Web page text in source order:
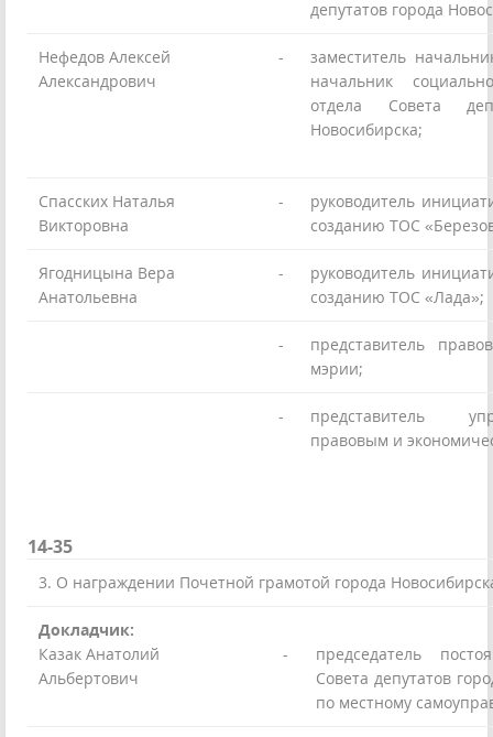
депутатов города
Нефедов Алексей
Александрович
-
заместитель
начальник
отдела Совета
Новосибирска;
Спасских Наталья
Викторовна
-
руководитель
созданию ТОС
Ягодницына Вера
Анатольевна
-
руководитель
созданию ТОС «Лада»;
-
представитель
мэрии;
-
представитель
правовым и
14-35
3. О награждении Почетной грамотой города
Докладчик:
Казак Анатолий
Альбертович
-
председатель
Совета депутатов
по местному